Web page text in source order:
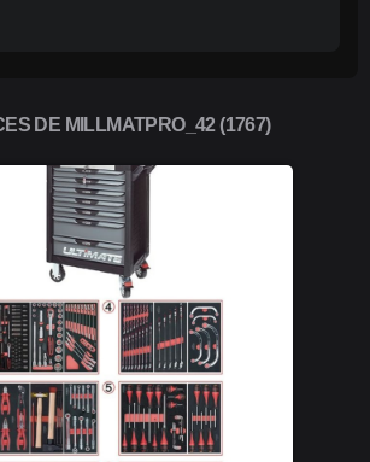
DE MILLMATPRO_42 (1767)